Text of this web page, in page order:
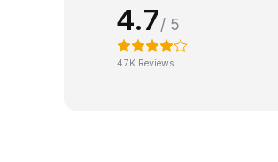
4.7/ 5
47K Reviews